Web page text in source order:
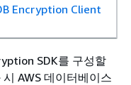
Encryption Client
SDK를 구성할
AWS 데이터베이스